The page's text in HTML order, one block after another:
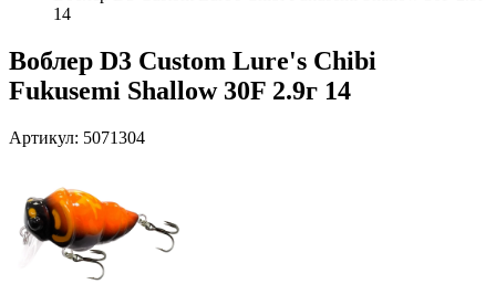
14
Воблер D3 Custom Lure's Chibi
Fukusemi Shallow 30F 2.9г 14
Артикул: 5071304